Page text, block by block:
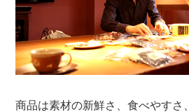
商品は素材の新鮮さ、食べやすさ